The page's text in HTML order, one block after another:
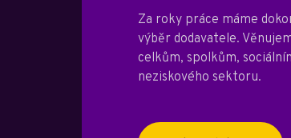
Za roky práce máme
výběr dodavatele.
celkům, spolkům,
neziskového sektoru.